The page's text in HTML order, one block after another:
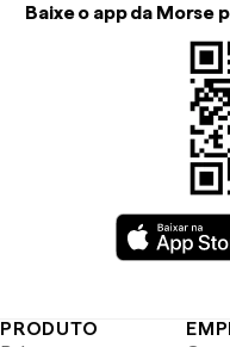
Baixe o app da Morse
PRODUTO